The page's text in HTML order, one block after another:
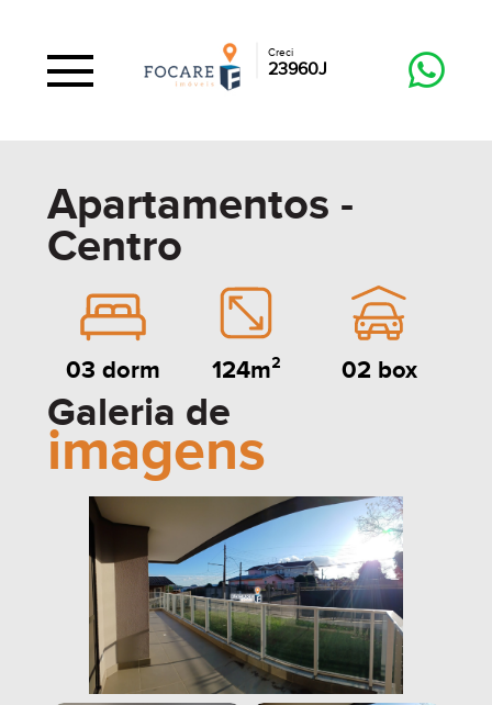
Creci
23960J
Apartamentos -
Centro
03 dorm 124m² 02 box
Galeria de
imagens